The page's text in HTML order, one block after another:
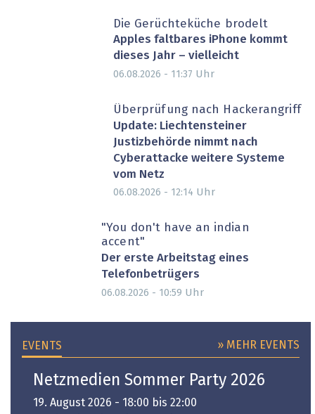
Die Gerüchteküche brodelt
Apples faltbares iPhone kommt
dieses Jahr – vielleicht
06.08.2026 - 11:37 Uhr
Überprüfung nach Hackerangriff
Update: Liechtensteiner
Justizbehörde nimmt nach
Cyberattacke weitere Systeme
vom Netz
06.08.2026 - 12:14 Uhr
"You don't have an indian
accent"
Der erste Arbeitstag eines
Telefonbetrügers
06.08.2026 - 10:59 Uhr
EVENTS » MEHR EVENTS
Netzmedien Sommer Party 2026
19. August 2026 - 18:00 bis 22:00